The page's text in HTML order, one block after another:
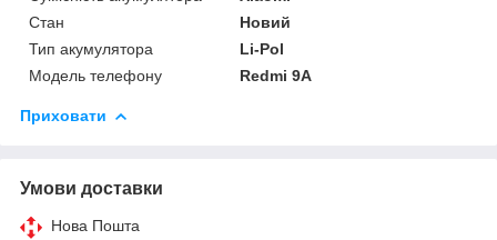
Стан
Новий
Тип акумулятора
Li-Pol
Модель телефону
Redmi 9A
Приховати
Умови доставки
Нова Пошта